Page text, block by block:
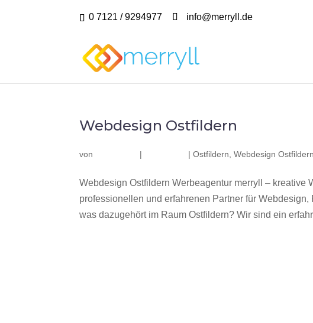
0 7121 / 9294977 info@merryll.de
Webdesign Ostfildern
von | |Ostfildern ,Webdesign Ostfildern
Webdesign Ostfildern Werbeagentur merryll –
professionellen und erfahrenen Partner für
was dazugehört im Raum Ostfildern? Wir sind ein